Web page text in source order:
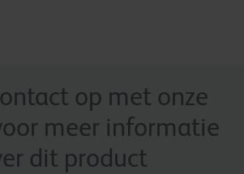
op met onze
meer informatie
dit product